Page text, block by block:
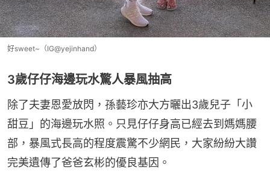
好sweet~（IG@yejinhand）
3歲仔仔海邊玩水驚人暴風抽高
除了夫妻恩愛放閃，孫藝珍亦大方曬出3歲兒子「小
甜豆」的海邊玩水照。只見仔仔身高已經去到媽媽腰
部，暴風式長高的程度震驚不少網民，大家紛紛大讚
完美遺傳了爸爸玄彬的優良基因。